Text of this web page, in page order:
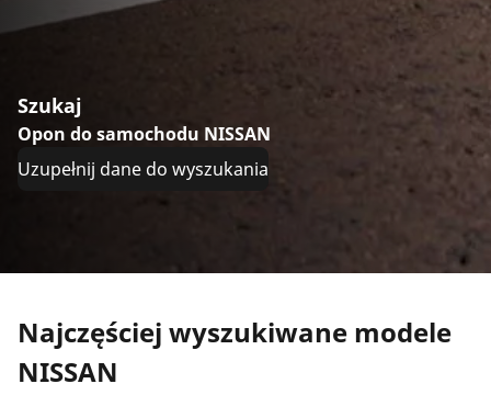
Szukaj
Opon do samochodu NISSAN
Uzupełnij dane do wyszukania
Najczęściej wyszukiwane modele
NISSAN